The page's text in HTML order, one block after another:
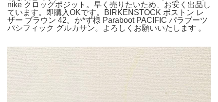
nike クロッグポジット。早く売りたいため、お安く出品し
ています。即購入OKです。BIRKENSTOCK ボストン レ
ザー ブラウン 42。か*ず様 Paraboot PACIFIC パラブーツ
パシフィック グルカサン。よろしくお願いいたします 。